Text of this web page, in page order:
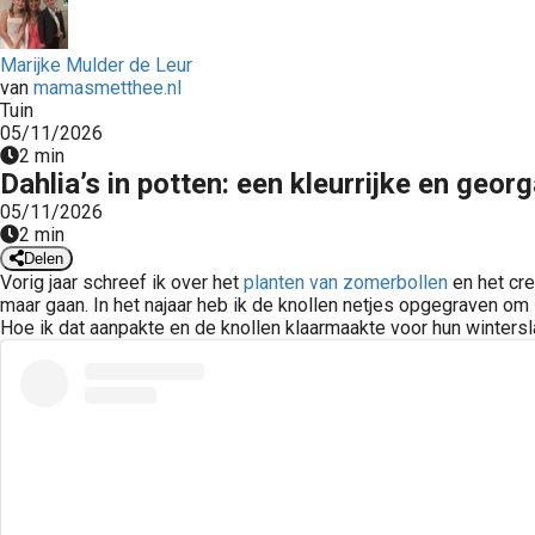
Marijke Mulder de Leur
van mamasmetthee.nl
Tuin
05/11/2026
2 min
Dahlia’s in potten: een kleurrijke en
05/11/2026
2 min
Delen
Vorig jaar schreef ik over het planten van zomerbollen en het
maar gaan. In het najaar heb ik de knollen netjes opgegraven
Hoe ik dat aanpakte en de knollen klaarmaakte voor hun